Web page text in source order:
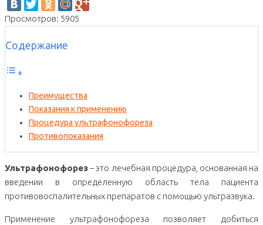
Просмотров: 5905
Содержание
Преимущества
Показания к применению
Процедура ультрафонофореза
Противопоказания
Ультрафонофорез– это лечебная процедура, основанная на
введении в определенную область тела пациента
противовоспалительных препаратов с помощью ультразвука.
Применение ультрафонофореза позволяет добиться